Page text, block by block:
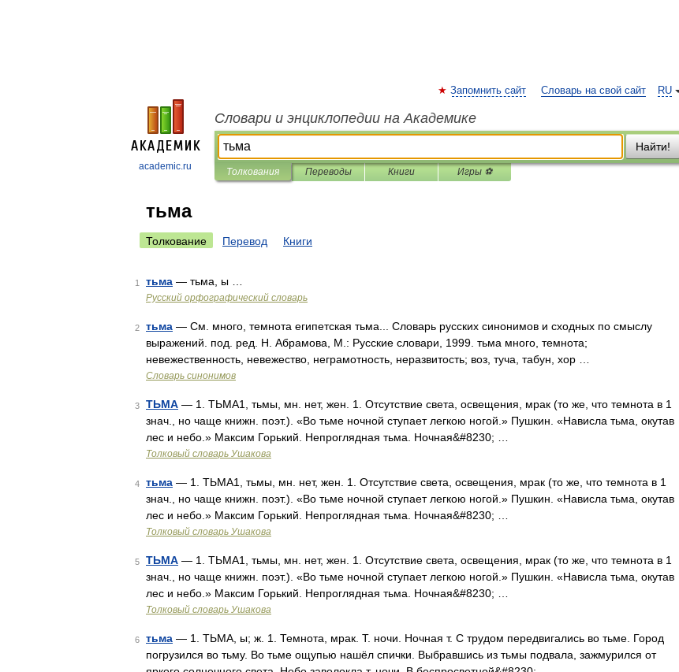
academic.ru
RU
Запомнить сайт Словарь на свой сайт
Словари и энциклопедии на Академике
Найти!
Толкования Переводы Книги Игры ⚽
тьма
Толкование Перевод Книги
1 тьма — тьма, ы …
Русский орфографический словарь
2 тьма — См. много, темнота египетская тьма... Словарь русских синонимов и сходных по смыслу
выражений. под. ред. Н. Абрамова, М.: Русские словари, 1999. тьма много, темнота;
невежественность, невежество, неграмотность, неразвитость; воз, туча, табун, хор …
Словарь синонимов
3 ТЬМА — 1. ТЬМА1, тьмы, мн. нет, жен. 1. Отсутствие света, освещения, мрак (то же, что темнота в 1
знач., но чаще книжн. поэт.). «Во тьме ночной ступает легкою ногой.» Пушкин. «Нависла тьма, окутав
лес и небо.» Максим Горький. Непроглядная тьма. Ночная&#8230; …
Толковый словарь Ушакова
4 тьма — 1. ТЬМА1, тьмы, мн. нет, жен. 1. Отсутствие света, освещения, мрак (то же, что темнота в 1
знач., но чаще книжн. поэт.). «Во тьме ночной ступает легкою ногой.» Пушкин. «Нависла тьма, окутав
лес и небо.» Максим Горький. Непроглядная тьма. Ночная&#8230; …
Толковый словарь Ушакова
5 ТЬМА — 1. ТЬМА1, тьмы, мн. нет, жен. 1. Отсутствие света, освещения, мрак (то же, что темнота в 1
знач., но чаще книжн. поэт.). «Во тьме ночной ступает легкою ногой.» Пушкин. «Нависла тьма, окутав
лес и небо.» Максим Горький. Непроглядная тьма. Ночная&#8230; …
Толковый словарь Ушакова
6 тьма — 1. ТЬМА, ы; ж. 1. Темнота, мрак. Т. ночи. Ночная т. С трудом передвигались во тьме. Город
погрузился во тьму. Во тьме ощупью нашёл спички. Выбравшись из тьмы подвала, зажмурился от